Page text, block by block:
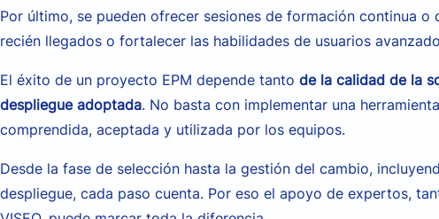
Por último, se pueden ofrecer sesiones de formación continua
recién llegados o fortalecer las habilidades de usuarios
El éxito de un proyecto EPM depende tanto de la calidad de la
despliegue adoptada. No basta con implementar una
comprendida, aceptada y utilizada por los equipos.
Desde la fase de selección hasta la gestión del cambio,
despliegue, cada paso cuenta. Por eso el apoyo de expertos,